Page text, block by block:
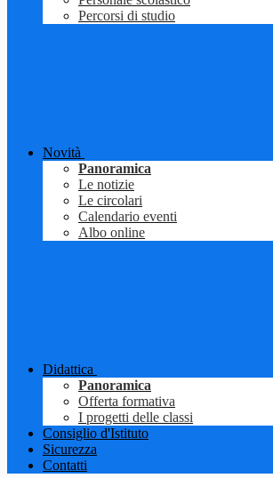
Percorsi di studio
Novità
Panoramica
Le notizie
Le circolari
Calendario eventi
Albo online
Didattica
Panoramica
Offerta formativa
I progetti delle classi
Consiglio d'Istituto
Sicurezza
Contatti